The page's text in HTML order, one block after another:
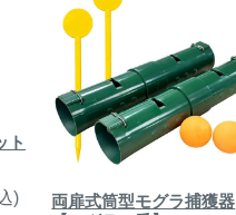
ト
)
両扉式筒型モグラ捕獲器